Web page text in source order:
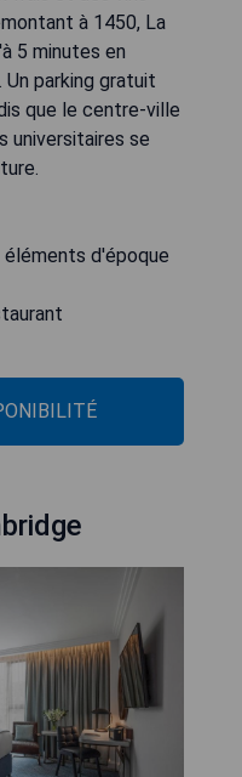
à 1450, La
5 minutes en
parking gratuit
que le centre-ville
universitaires se
éléments d'époque